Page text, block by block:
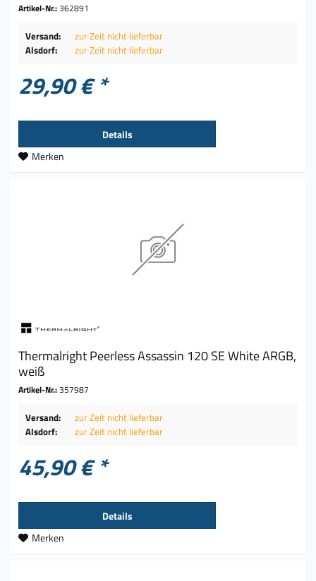
Artikel-Nr.:362891
Versand:
zur Zeit nicht lieferbar
Alsdorf:
zur Zeit nicht lieferbar
29,90 € *
Details
Merken
Thermalright Peerless Assassin 120 SE White ARGB,
weiß
Artikel-Nr.:357987
Versand:
zur Zeit nicht lieferbar
Alsdorf:
zur Zeit nicht lieferbar
45,90 € *
Details
Merken